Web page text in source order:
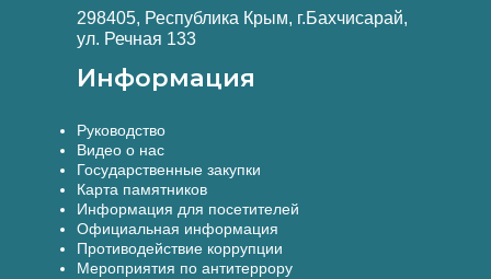
298405, Республика Крым, г.Бахчисарай,
ул. Речная 133
Информация
Руководство
Видео о нас
Государственные закупки
Карта памятников
Информация для посетителей
Официальная информация
Противодействие коррупции
Мероприятия по антитеррору